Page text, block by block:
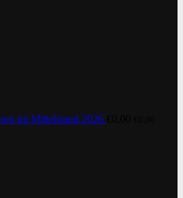
im Mittelstand 2026